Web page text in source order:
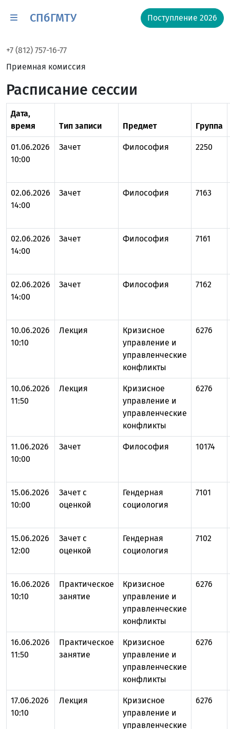
СПбГМТУ Поступление 2026
+7 (812) 757-16-77
Приемная комиссия
Расписание сессии
Дата,
время
Тип записи Предмет Группа
01.06.2026
10:00
Зачет Философия 2250
02.06.2026
14:00
Зачет Философия 7163
02.06.2026
14:00
Зачет Философия 7161
02.06.2026
14:00
Зачет Философия 7162
10.06.2026
10:10
Лекция
Кризисное
управление и
управленческие
конфликты
6276
10.06.2026
11:50
Лекция
Кризисное
управление и
управленческие
конфликты
6276
11.06.2026
10:00
Зачет Философия 10174
15.06.2026
10:00
Зачет с
оценкой
Гендерная
социология
7101
15.06.2026
12:00
Зачет с
оценкой
Гендерная
социология
7102
16.06.2026
10:10
Практическое
занятие
Кризисное
управление и
управленческие
конфликты
6276
16.06.2026
11:50
Практическое
занятие
Кризисное
управление и
управленческие
конфликты
6276
17.06.2026
10:10
Лекция
Кризисное
управление и
управленческие
6276